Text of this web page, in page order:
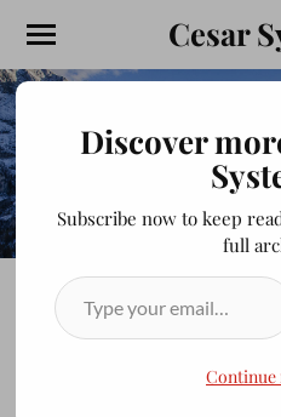
Cesar
COMO
CON MYSQL
Discover
Subscribe now to keep
full
Continue